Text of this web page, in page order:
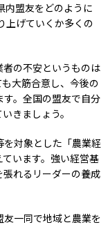
内盟友をどのように
上げていくか多くの
の不安というものは
大筋合意し、今後の
。全国の盟友で自分
きましょう。
対象とした「農業経
います。強い経営基
れるリーダーの養成
一同で地域と農業を